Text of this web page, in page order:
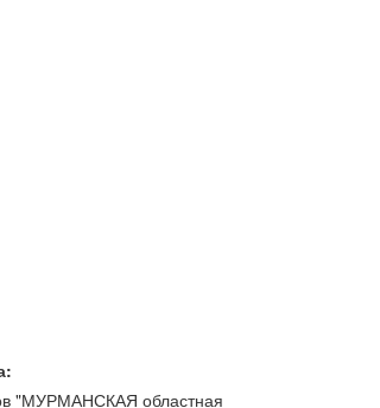
"МУРМАНСКАЯ областная